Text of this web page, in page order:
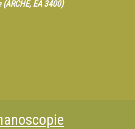
EA 3400)